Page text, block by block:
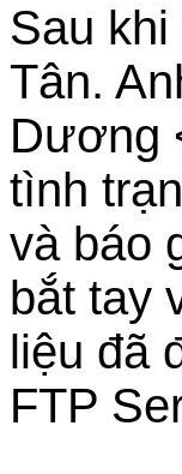
Sau
Tân.
Dương
tình
và báo
bắt tay
liệu đã
FTP